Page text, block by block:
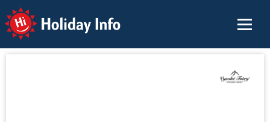
Holiday Info